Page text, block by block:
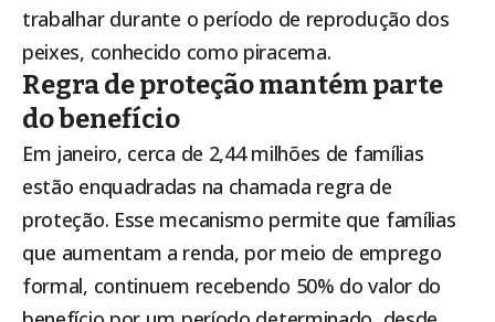
trabalhar durante o período de reprodução dos
peixes, conhecido como piracema.
Regra de proteção mantém parte
do benefício
Em janeiro, cerca de 2,44 milhões de famílias
estão enquadradas na chamada regra de
proteção. Esse mecanismo permite que famílias
que aumentam a renda, por meio de emprego
formal, continuem recebendo 50% do valor do